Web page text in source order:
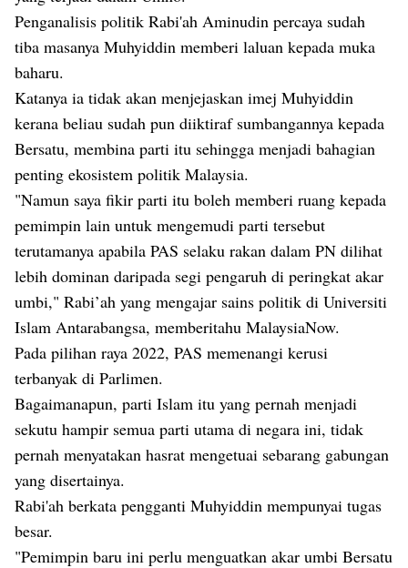
Penganalisis politik Rabi'ah Aminudin percaya sudah
tiba masanya Muhyiddin memberi laluan kepada muka
baharu.
Katanya ia tidak akan menjejaskan imej Muhyiddin
kerana beliau sudah pun diiktiraf sumbangannya kepada
Bersatu, membina parti itu sehingga menjadi bahagian
penting ekosistem politik Malaysia.
"Namun saya fikir parti itu boleh memberi ruang kepada
pemimpin lain untuk mengemudi parti tersebut
terutamanya apabila PAS selaku rakan dalam PN dilihat
lebih dominan daripada segi pengaruh di peringkat akar
umbi," Rabi’ah yang mengajar sains politik di Universiti
Islam Antarabangsa, memberitahu MalaysiaNow.
Pada pilihan raya 2022, PAS memenangi kerusi
terbanyak di Parlimen.
Bagaimanapun, parti Islam itu yang pernah menjadi
sekutu hampir semua parti utama di negara ini, tidak
pernah menyatakan hasrat mengetuai sebarang gabungan
yang disertainya.
Rabi'ah berkata pengganti Muhyiddin mempunyai tugas
besar.
"Pemimpin baru ini perlu menguatkan akar umbi Bersatu